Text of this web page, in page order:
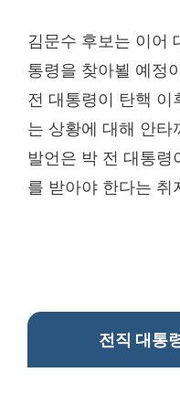
김문수 후보는 이어
통령을 찾아뵐 예정
전 대통령이 탄핵 이
는 상황에 대해 안타
발언은 박 전 대통령
를 받아야 한다는 취
전직 대통